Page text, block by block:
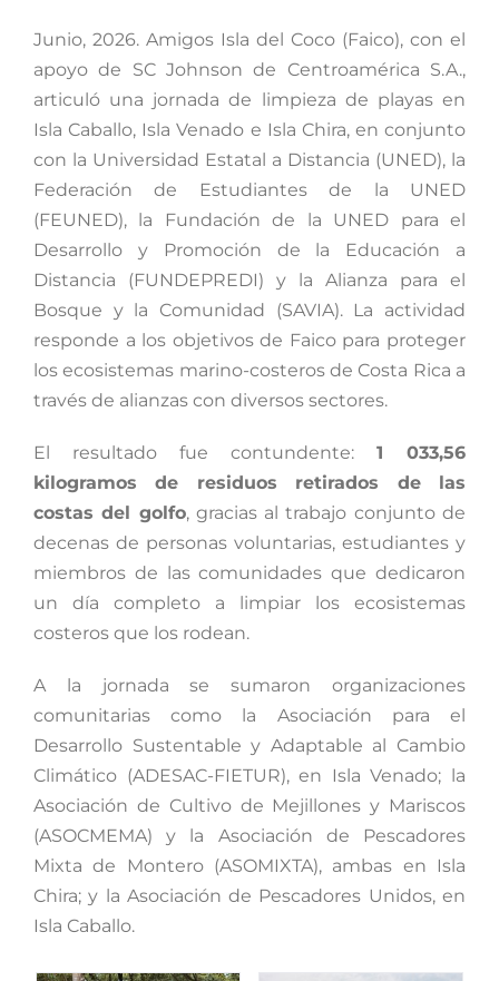
Junio, 2026. Amigos Isla del Coco (Faico), con el
apoyo de SC Johnson de Centroamérica S.A.,
articuló una jornada de limpieza de playas en
Isla Caballo, Isla Venado e Isla Chira, en conjunto
con la Universidad Estatal a Distancia (UNED), la
Federación de Estudiantes de la UNED
(FEUNED), la Fundación de la UNED para el
Desarrollo y Promoción de la Educación a
Distancia (FUNDEPREDI) y la Alianza para el
Bosque y la Comunidad (SAVIA). La actividad
responde a los objetivos de Faico para proteger
los ecosistemas marino-costeros de Costa Rica a
través de alianzas con diversos sectores.
El resultado fue contundente:1 033,56
kilogramos de residuos retirados de las
costas del golfo, gracias al trabajo conjunto de
decenas de personas voluntarias, estudiantes y
miembros de las comunidades que dedicaron
un día completo a limpiar los ecosistemas
costeros que los rodean.
A la jornada se sumaron organizaciones
comunitarias como la Asociación para el
Desarrollo Sustentable y Adaptable al Cambio
Climático (ADESAC-FIETUR), en Isla Venado; la
Asociación de Cultivo de Mejillones y Mariscos
(ASOCMEMA) y la Asociación de Pescadores
Mixta de Montero (ASOMIXTA), ambas en Isla
Chira; y la Asociación de Pescadores Unidos, en
Isla Caballo.